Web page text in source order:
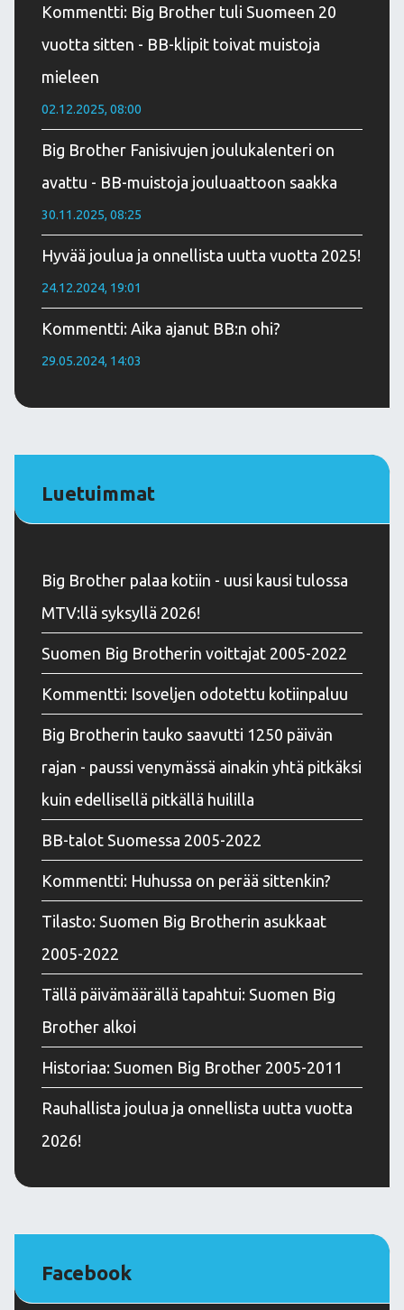
Kommentti: Big Brother tuli Suomeen 20
vuotta sitten - BB-klipit toivat muistoja
mieleen
02.12.2025, 08:00
Big Brother Fanisivujen joulukalenteri on
avattu - BB-muistoja jouluaattoon saakka
30.11.2025, 08:25
Hyvää joulua ja onnellista uutta vuotta 2025!
24.12.2024, 19:01
Kommentti: Aika ajanut BB:n ohi?
29.05.2024, 14:03
Luetuimmat
Big Brother palaa kotiin - uusi kausi tulossa
MTV:llä syksyllä 2026!
Suomen Big Brotherin voittajat 2005-2022
Kommentti: Isoveljen odotettu kotiinpaluu
Big Brotherin tauko saavutti 1250 päivän
rajan - paussi venymässä ainakin yhtä pitkäksi
kuin edellisellä pitkällä huililla
BB-talot Suomessa 2005-2022
Kommentti: Huhussa on perää sittenkin?
Tilasto: Suomen Big Brotherin asukkaat
2005-2022
Tällä päivämäärällä tapahtui: Suomen Big
Brother alkoi
Historiaa: Suomen Big Brother 2005-2011
Rauhallista joulua ja onnellista uutta vuotta
2026!
Facebook